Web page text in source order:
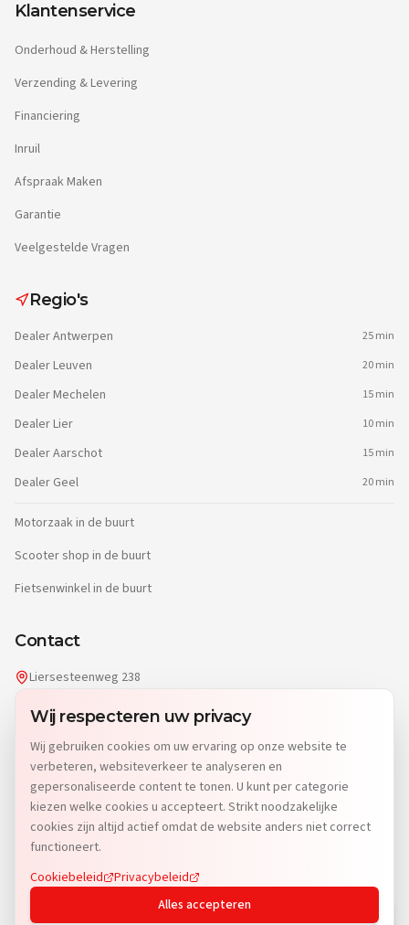
Wij respecteren uw privacy
Wij gebruiken cookies om uw ervaring op onze website te
verbeteren, websiteverkeer te analyseren en
gepersonaliseerde content te tonen. U kunt per categorie
kiezen welke cookies u accepteert. Strikt noodzakelijke
cookies zijn altijd actief omdat de website anders niet correct
functioneert.
Cookiebeleid
Privacybeleid
Alles accepteren
Klantenservice
Onderhoud & Herstelling
Verzending & Levering
Financiering
Inruil
Afspraak Maken
Garantie
Veelgestelde Vragen
Regio's
DealerAntwerpen 25 min
DealerLeuven 20 min
DealerMechelen 15 min
DealerLier 10 min
DealerAarschot 15 min
Dealer Geel 20 min
Motorzaak in de buurt
Scooter shop in de buurt
Fietsenwinkel in de buurt
Contact
Liersesteenweg 238
info@dgwheels.be
014 96 04 32
Di: 9u-12u15 & 13u-19u
Wo-Vr: 9u-12u15 & 13u-18u
Za: 9u-15u
Zo & Ma: Gesloten
Schrijf je in voor onze nieuwsbrief.
OK